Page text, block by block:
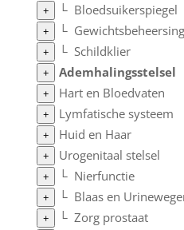
+ └ Bloedsuikerspiegel
+ └ Gewichtsbeheersing
+ └ Schildklier
+ Ademhalingsstelsel
+ Hart en Bloedvaten
+ Lymfatische systeem
+ Huid en Haar
+ Urogenitaal stelsel
+ └ Nierfunctie
+ └ Blaas en
+ └ Zorg prostaat